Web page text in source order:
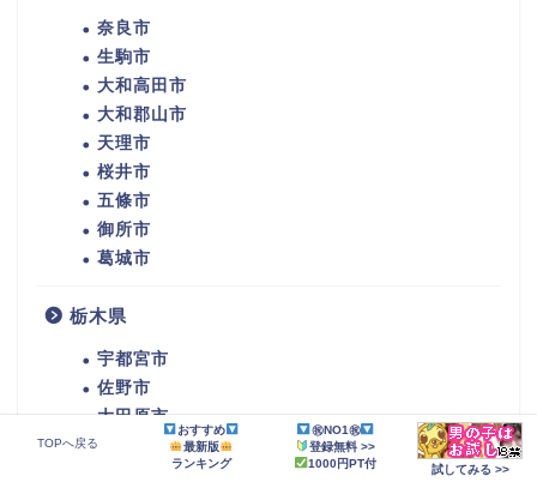
奈良市
生駒市
大和高田市
大和郡山市
天理市
桜井市
五條市
御所市
葛城市
栃木県
宇都宮市
佐野市
大田原市
那須塩原市
TOPへ戻る
おすすめ
最新版
ランキング
㊗NO1㊗
登録無料 >>
1000円PT付
試してみる >>